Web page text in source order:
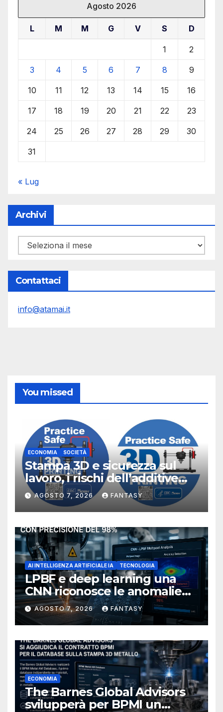
Agosto 2026
L M M G V S D
1 2
3 4 5 6 7 8 9
10 11 12 13 14 15 16
17 18 19 20 21 22 23
24 25 26 27 28 29 30
31
« Lug
Archivi
Archivi
Contattaci
info@atamai.it
You missed
ECONOMIA SOCIETÀ
Stampa 3D e sicurezza sul
lavoro, i rischi dell’additive
manufacturing secondo
NIOSH
AGOSTO 7, 2026 FANTASY
AI INTELLIGENZA ARTIFICIALE IA TECNOLOGIA
LPBF e deep learning una
CNN riconosce le anomalie
del bagno di fusione
AGOSTO 7, 2026 FANTASY
ECONOMIA
The Barnes Global Advisors
svilupperà per BPMI un